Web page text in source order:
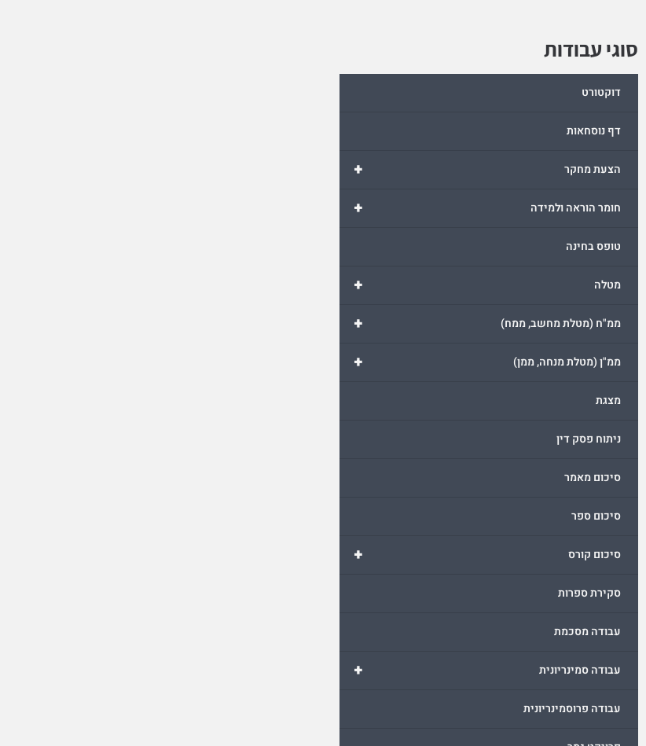
סוגי עבודות
דוקטורט
דף נוסחאות
+ הצעת מחקר
+ חומר הוראה ולמידה
טופס בחינה
+ מטלה
+ ממ"ח (מטלת מחשב, ממח)
+ ממ"ן (מטלת מנחה, ממן)
מצגת
ניתוח פסק דין
סיכום מאמר
סיכום ספר
+ סיכום קורס
סקירת ספרות
עבודה מסכמת
+ עבודה סמינריונית
עבודה פרוסמינריונית